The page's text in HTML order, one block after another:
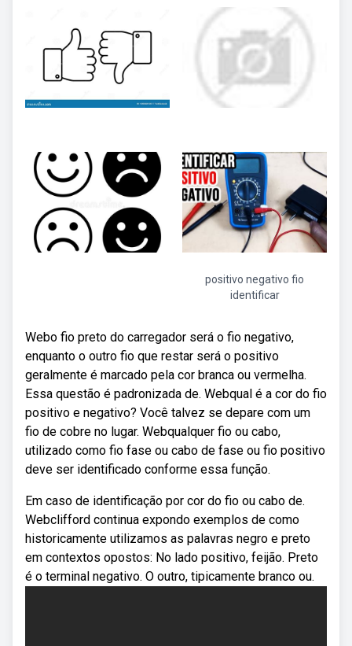
positivo negativo fio
identificar
Webo fio preto do carregador será o fio negativo,
enquanto o outro fio que restar será o positivo
geralmente é marcado pela cor branca ou vermelha.
Essa questão é padronizada de. Webqual é a cor do fio
positivo e negativo? Você talvez se depare com um
fio de cobre no lugar. Webqualquer fio ou cabo,
utilizado como fio fase ou cabo de fase ou fio positivo
deve ser identificado conforme essa função.
Em caso de identificação por cor do fio ou cabo de.
Webclifford continua expondo exemplos de como
historicamente utilizamos as palavras negro e preto
em contextos opostos: No lado positivo, feijão. Preto
é o terminal negativo. O outro, tipicamente branco ou.